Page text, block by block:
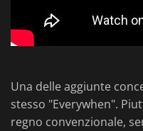
Una delle aggiunte
stesso "Everywhen".
regno convenzionale,